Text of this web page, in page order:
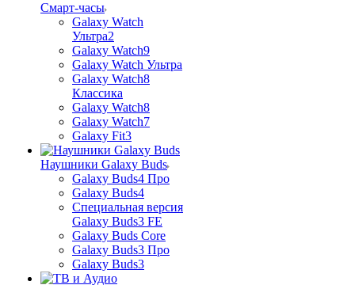
Смарт-часы
Galaxy Watch
Ультра2
Galaxy Watch9
Galaxy Watch Ультра
Galaxy Watch8
Классика
Galaxy Watch8
Galaxy Watch7
Galaxy Fit3
Наушники Galaxy Buds
Galaxy Buds4 Про
Galaxy Buds4
Специальная версия
Galaxy Buds3 FE
Galaxy Buds Core
Galaxy Buds3 Про
Galaxy Buds3